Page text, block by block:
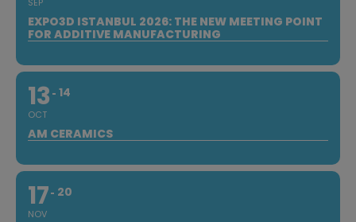
EXPO3D ISTANBUL 2026: THE NEW MEETING POINT
FOR ADDITIVE MANUFACTURING
13
OCT
14
AM CERAMICS
17
NOV
20